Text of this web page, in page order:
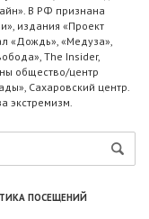
В РФ признана
издания «Проект
«Дождь», «Медуза»,
The Insider,
общество/центр
Сахаровский центр.
экстремизм.
ПОСЕЩЕНИЙ